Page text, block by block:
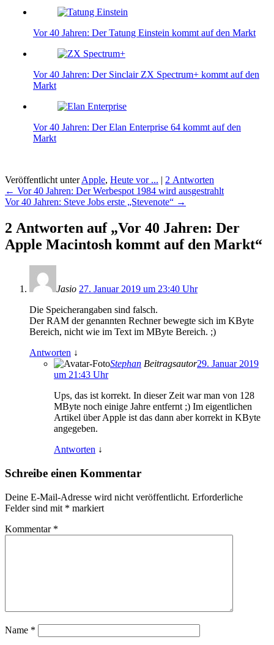
Vor 40 Jahren: Der Tatung Einstein kommt auf den Markt
Vor 40 Jahren: Der Sinclair ZX Spectrum+ kommt auf den
Markt
Vor 40 Jahren: Der Elan Enterprise 64 kommt auf den
Markt
Veröffentlicht unterApple, Heute vor ... | 2 Antworten
Beitragsnavigation
← Vor 40 Jahren: Der Werbespot 1984 wird ausgestrahlt
Vor 40 Jahren: Steve Jobs erste „Stevenote“ →
2 Antworten auf „Vor 40 Jahren: Der
Apple Macintosh kommt auf den Markt“
Jasio 27. Januar 2019 um 23:40 Uhr
Die Speicherangaben sind falsch.
Der RAM der genannten Rechner bewegte sich im KByte
Bereich, nicht wie im Text im MByte Bereich. ;)
Antworten ↓
Stephan Beitragsautor29. Januar 2019
um 21:43 Uhr
Ups, das ist korrekt. In dieser Zeit war man von 128
MByte noch einige Jahre entfernt ;) Im eigentlichen
Artikel über Apple ist das dann aber korrekt in KByte
angegeben.
Antworten ↓
Schreibe einen Kommentar
Deine E-Mail-Adresse wird nicht veröffentlicht. Erforderliche
Felder sind mit * markiert
Kommentar *
Name *